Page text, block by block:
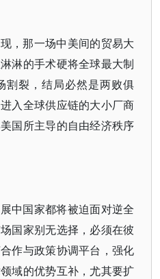
，那一场中美间的贸易大
淋的手术硬将全球最大制
割裂，结局必然是两败俱
入全球供应链的大小厂商
国所主导的自由经济秩序
中国家都将被迫面对逆全
国家别无选择，必须在彼
作与政策协调平台，强化
域的优势互补，尤其要扩